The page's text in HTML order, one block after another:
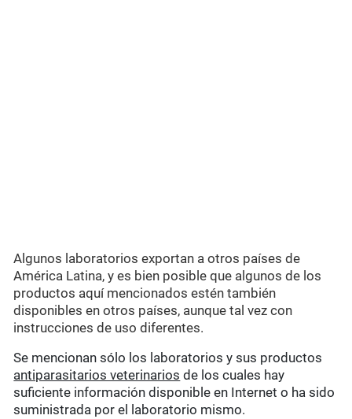
Algunos laboratorios exportan a otros países de
América Latina, y es bien posible que algunos de los
productos aquí mencionados estén también
disponibles en otros países, aunque tal vez con
instrucciones de uso diferentes.
Se mencionan sólo los laboratorios y sus productos
antiparasitarios veterinarios de los cuales hay
suficiente información disponible en Internet o ha sido
suministrada por el laboratorio mismo.